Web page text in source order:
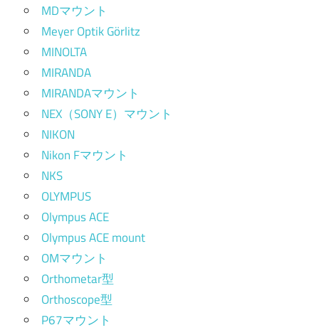
MDマウント
Meyer Optik Görlitz
MINOLTA
MIRANDA
MIRANDAマウント
NEX（SONY E）マウント
NIKON
Nikon Fマウント
NKS
OLYMPUS
Olympus ACE
Olympus ACE mount
OMマウント
Orthometar型
Orthoscope型
P67マウント